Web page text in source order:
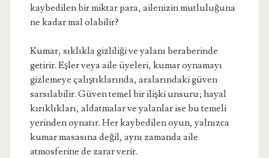
kaybedilen bir miktar para, ailenizin mutluluğuna
ne kadar mal olabilir?
Kumar, sıklıkla gizliliği ve yalanı beraberinde
getirir. Eşler veya aile üyeleri, kumar oynamayı
gizlemeye çalıştıklarında, aralarındaki güven
sarsılabilir. Güven temel bir ilişki unsuru; hayal
kırıklıkları, aldatmalar ve yalanlar ise bu temeli
yerinden oynatır. Her kaybedilen oyun, yalnızca
kumar masasına değil, aynı zamanda aile
atmosferine de zarar verir.